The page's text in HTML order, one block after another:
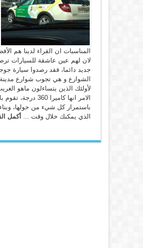
المناسبات ان القراء لدينا هم
لان لهم عين عاشقة للسيارات
جديد دائما، فقد رصدوا سيارة
الشوارع و هي تجوب شوارع
لأولئك الذين يتساءلون ماهو
الامر انها كاميرا 360
الذي يمكنك خلال وقت ... أكمل